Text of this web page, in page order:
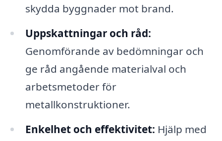
skydda byggnader mot brand.
Uppskattningar och råd:
Genomförande av bedömningar och
ge råd angående materialval och
arbetsmetoder för
metallkonstruktioner.
Enkelhet och effektivitet: Hjälp med